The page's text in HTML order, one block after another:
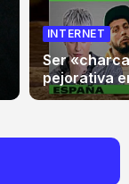
INTERNET
Ser
pejorativa